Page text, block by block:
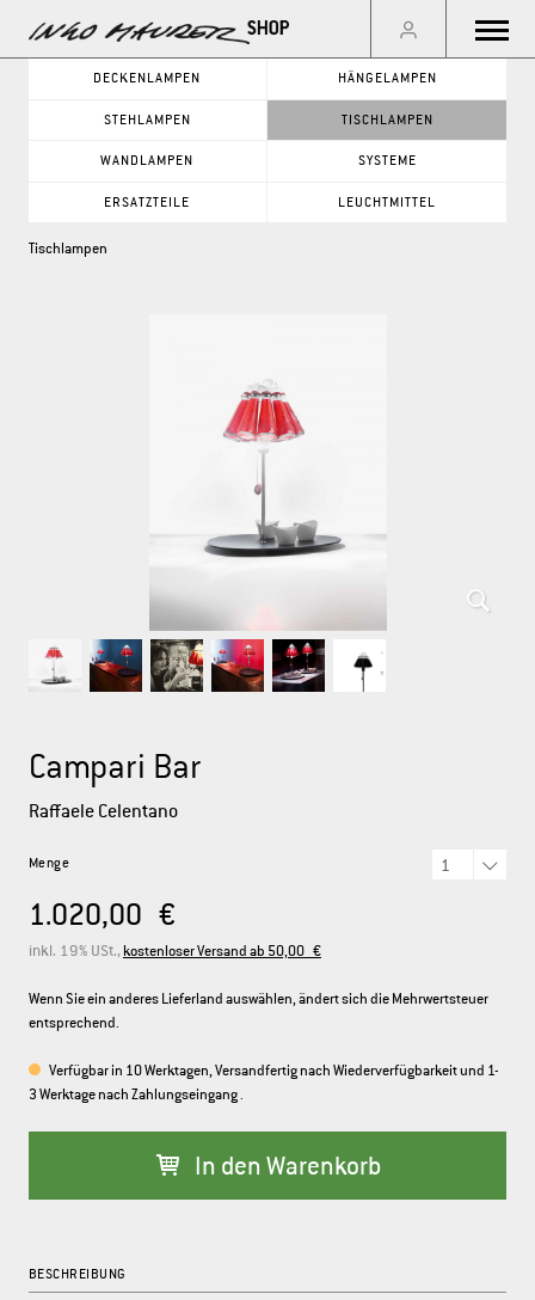
Menu
PRODUKTKATEGORIE
LEUCHTMITTEL
ENGLISH FRANÇAIS
DECKENLAMPEN HÄNGELAMPEN
STEHLAMPEN TISCHLAMPEN
WANDLAMPEN SYSTEME
ERSATZTEILE LEUCHTMITTEL
Tischlampen
Campari Bar
Raffaele Celentano
Menge
1.020,00 €
inkl. 19% USt.,kostenloser Versand ab 50,00 €
Wenn Sie ein anderes Lieferland auswählen, ändert sich die Mehrwertsteuer
entsprechend.
Verfügbar in 10 Werktagen, Versandfertig nach Wiederverfügbarkeit und 1-
3 Werktage nach Zahlungseingang .
In den Warenkorb
BESCHREIBUNG